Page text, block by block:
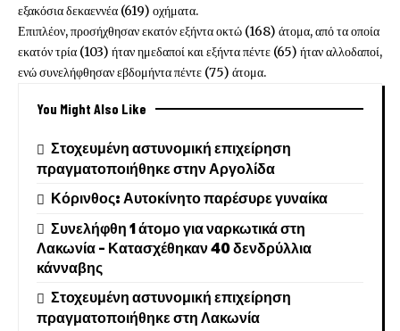
εξακόσια δεκαεννέα (619) οχήματα.
Επιπλέον, προσήχθησαν εκατόν εξήντα οκτώ (168) άτομα, από τα οποία
εκατόν τρία (103) ήταν ημεδαποί και εξήντα πέντε (65) ήταν αλλοδαποί,
ενώ συνελήφθησαν εβδομήντα πέντε (75) άτομα.
You Might Also Like
Στοχευμένη αστυνομική επιχείρηση
πραγματοποιήθηκε στην Αργολίδα
Κόρινθος: Αυτοκίνητο παρέσυρε γυναίκα
Συνελήφθη 1 άτομο για ναρκωτικά στη
Λακωνία – Κατασχέθηκαν 40 δενδρύλλια
κάνναβης
Στοχευμένη αστυνομική επιχείρηση
πραγματοποιήθηκε στη Λακωνία